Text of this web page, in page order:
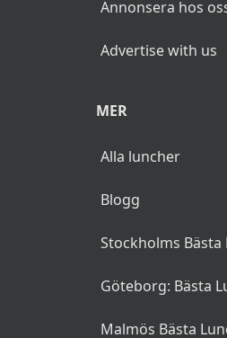
Annonsera hos
Advertise with us
MER
Alla luncher
Blogg
Stockholms Bästa
Göteborg: Bästa
Malmös Bästa